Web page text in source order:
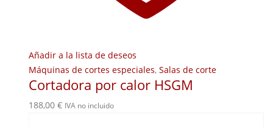
Añadir a la lista de deseos
Máquinas de cortes especiales, Salas de corte
Cortadora por calor HSGM
188,00 € IVA no incluido